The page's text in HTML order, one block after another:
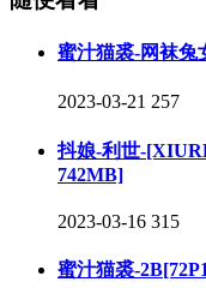
蜜汁猫裘-网袜兔
2023-03-21 257
抖娘-利世-
742MB]
2023-03-16 315
蜜汁猫裘-